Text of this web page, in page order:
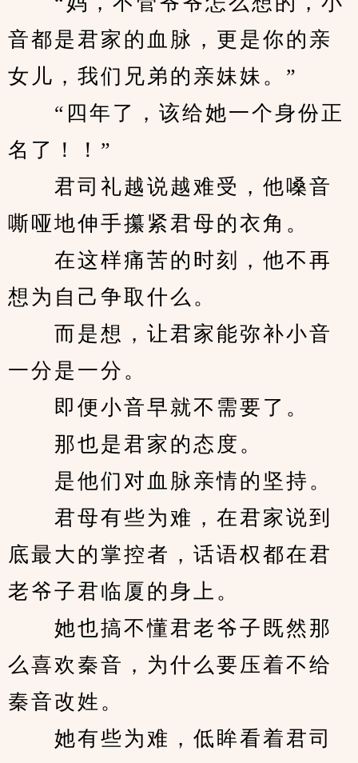
音都是君家的血脉，更是你的亲
女儿，我们兄弟的亲妹妹。”
“四年了，该给她一个身份正
名了！！”
君司礼越说越难受，他嗓音
嘶哑地伸手攥紧君母的衣角。
在这样痛苦的时刻，他不再
想为自己争取什么。
而是想，让君家能弥补小音
一分是一分。
即便小音早就不需要了。
那也是君家的态度。
是他们对血脉亲情的坚持。
君母有些为难，在君家说到
底最大的掌控者，话语权都在君
老爷子君临厦的身上。
她也搞不懂君老爷子既然那
么喜欢秦音，为什么要压着不给
秦音改姓。
她有些为难，低眸看着君司